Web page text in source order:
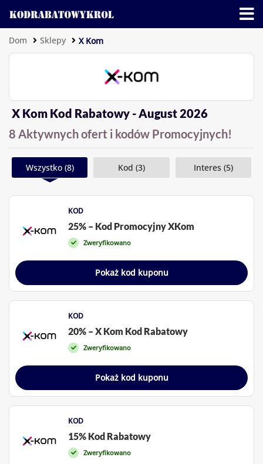
Dom Sklepy X Kom
X Kom Kod Rabatowy - August 2026
8 Aktywnych ofert i kodów Promocyjnych!
Wszystko (8) Kod (3) Interes (5)
KOD
25% – Kod Promocyjny XKom
Zweryfikowano
Pokaż kod kuponu
KOD
20% – X Kom Kod Rabatowy
Zweryfikowano
Pokaż kod kuponu
KOD
15% Kod Rabatowy
Zweryfikowano